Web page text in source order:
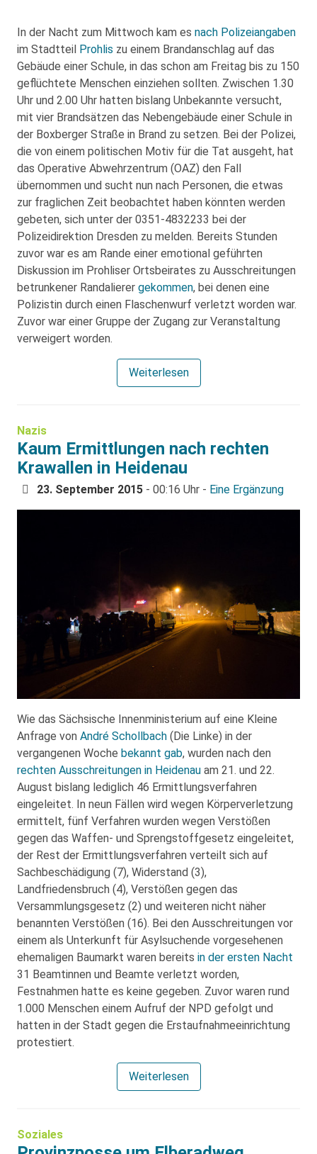
In der Nacht zum Mittwoch kam es nach Polizeiangaben
im Stadtteil Prohlis zu einem Brandanschlag auf das
Gebäude einer Schule, in das schon am Freitag bis zu 150
geflüchtete Menschen einziehen sollten. Zwischen 1.30
Uhr und 2.00 Uhr hatten bislang Unbekannte versucht,
mit vier Brandsätzen das Nebengebäude einer Schule in
der Boxberger Straße in Brand zu setzen. Bei der Polizei,
die von einem politischen Motiv für die Tat ausgeht, hat
das Operative Abwehrzentrum (OAZ) den Fall
übernommen und sucht nun nach Personen, die etwas
zur fraglichen Zeit beobachtet haben könnten werden
gebeten, sich unter der 0351-4832233 bei der
Polizeidirektion Dresden zu melden. Bereits Stunden
zuvor war es am Rande einer emotional geführten
Diskussion im Prohliser Ortsbeirates zu Ausschreitungen
betrunkener Randalierer gekommen, bei denen eine
Polizistin durch einen Flaschenwurf verletzt worden war.
Zuvor war einer Gruppe der Zugang zur Veranstaltung
verweigert worden.
Weiterlesen
Nazis
Kaum Ermittlungen nach rechten
Krawallen in Heidenau
23. September 2015 - 00:16 Uhr - Eine Ergänzung
Wie das Sächsische Innenministerium auf eine Kleine
Anfrage von André Schollbach (Die Linke) in der
vergangenen Woche bekannt gab, wurden nach den
rechten Ausschreitungen in Heidenau am 21. und 22.
August bislang lediglich 46 Ermittlungsverfahren
eingeleitet. In neun Fällen wird wegen Körperverletzung
ermittelt, fünf Verfahren wurden wegen Verstößen
gegen das Waffen- und Sprengstoffgesetz eingeleitet,
der Rest der Ermittlungsverfahren verteilt sich auf
Sachbeschädigung (7), Widerstand (3),
Landfriedensbruch (4), Verstößen gegen das
Versammlungsgesetz (2) und weiteren nicht näher
benannten Verstößen (16). Bei den Ausschreitungen vor
einem als Unterkunft für Asylsuchende vorgesehenen
ehemaligen Baumarkt waren bereits in der ersten Nacht
31 Beamtinnen und Beamte verletzt worden,
Festnahmen hatte es keine gegeben. Zuvor waren rund
1.000 Menschen einem Aufruf der NPD gefolgt und
hatten in der Stadt gegen die Erstaufnahmeeinrichtung
protestiert.
Weiterlesen
Soziales